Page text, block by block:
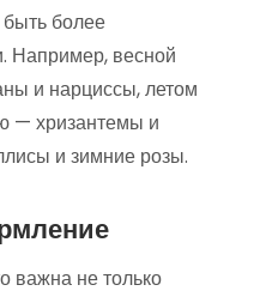
более
Например, весной
и нарциссы, летом
— хризантемы и
и зимние розы.
важна не только